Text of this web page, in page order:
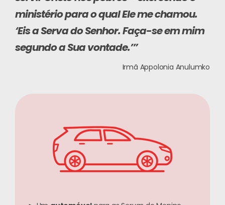
ministério para o qual Ele me chamou.
‘Eis a Serva do Senhor. Faça-se em mim
segundo a Sua vontade.’”
Irmã Appolonia Anulumko